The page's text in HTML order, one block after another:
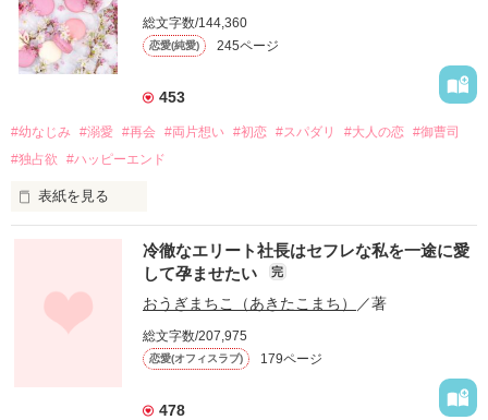
総文字数/144,360
恋愛(純愛) 245ページ
453
#幼なじみ #溺愛 #再会 #両片想い #初恋 #スパダリ #大人の恋 #御曹司
#独占欲
#ハッピーエンド
表紙を見る
幼なじみの哲平に淡い恋心を抱いていた美桜。
しかし、ある出来事をきっかけに二人の関係は壊れてしまう。
関係修復もできないまま、美桜は両親の離婚によって
引っ越すことになり、哲平とも離れ離れになった。
それから約十二年後。
冷徹なエリート社長はセフレな私を一途に愛
して孕ませたい
完
おうぎまちこ（あきたこまち） ／著
総文字数/207,975
恋愛(オフィスラブ) 179ページ
478